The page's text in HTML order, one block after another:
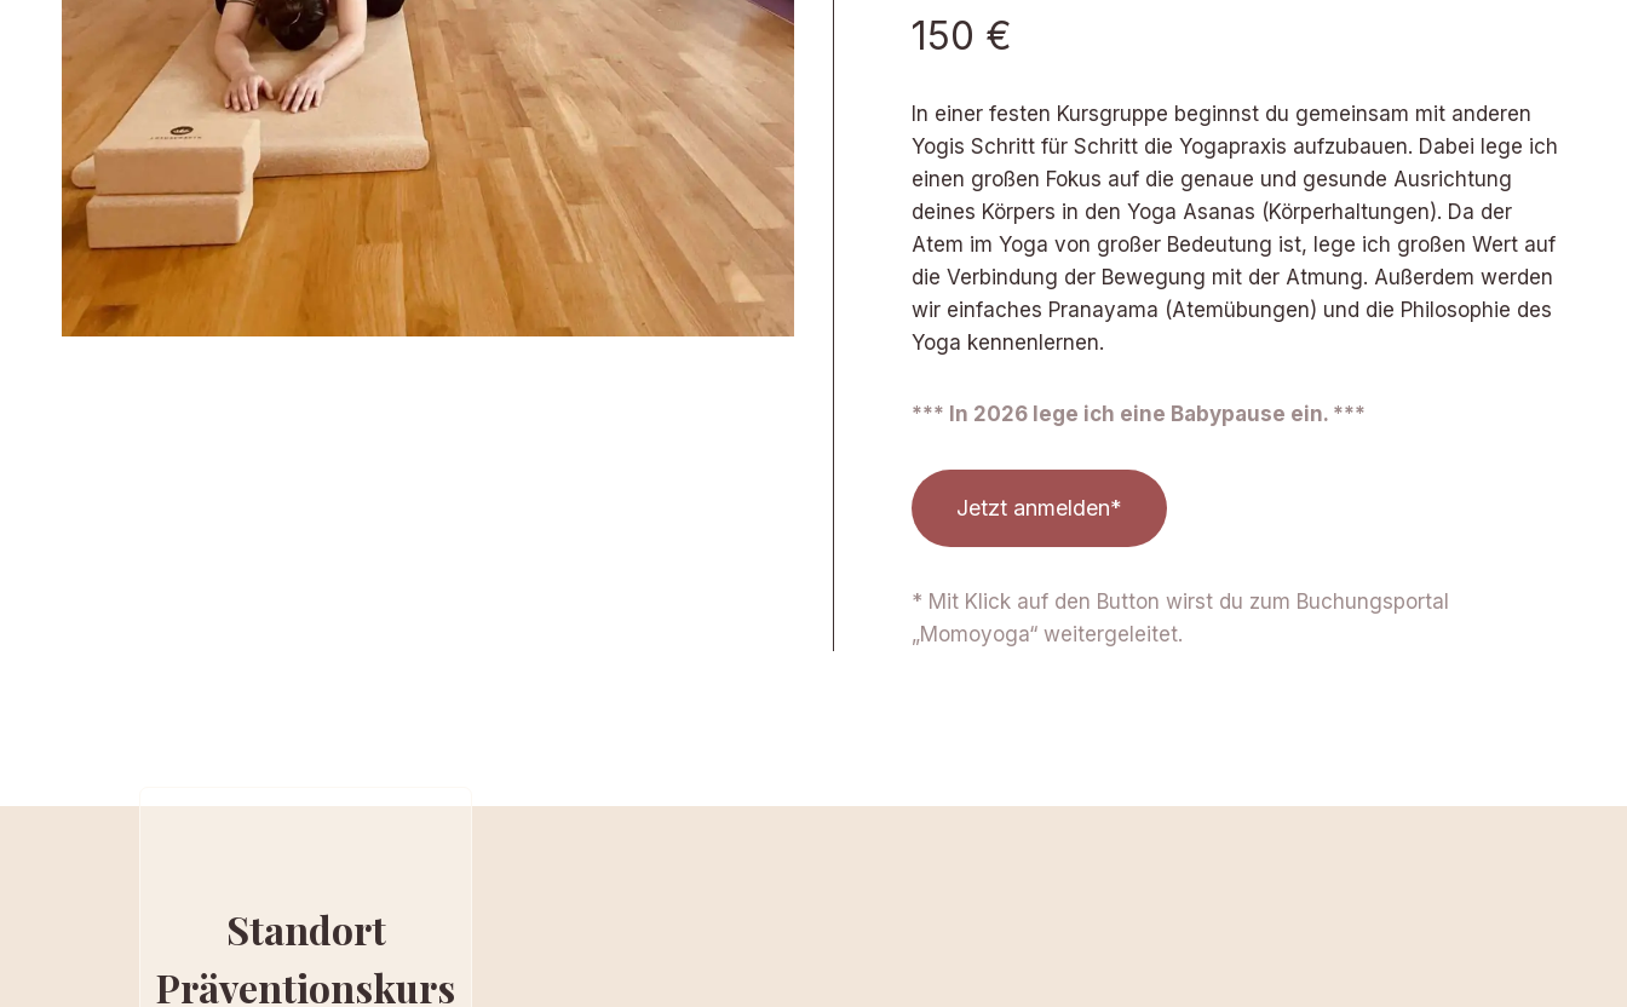
150 €
In einer festen Kursgruppe beginnst du gemeinsam mit anderen
Yogis Schritt für Schritt die Yogapraxis aufzubauen. Dabei lege ich
einen großen Fokus auf die genaue und gesunde Ausrichtung
deines Körpers in den Yoga Asanas (Körperhaltungen). Da der
Atem im Yoga von großer Bedeutung ist, lege ich großen Wert auf
die Verbindung der Bewegung mit der Atmung. Außerdem werden
wir einfaches Pranayama (Atemübungen) und die Philosophie des
Yoga kennenlernen.
*** In 2026 lege ich eine Babypause ein. ***
Jetzt anmelden*
* Mit Klick auf den Button wirst du zum Buchungsportal
„Momoyoga“ weitergeleitet.
Standort
Präventionskurs